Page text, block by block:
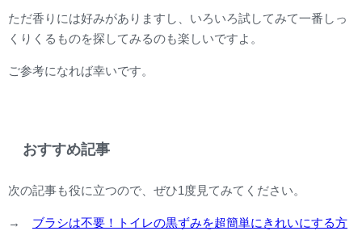
ただ香りには好みがありますし、いろいろ試してみて一番しっ
くりくるものを探してみるのも楽しいですよ。
ご参考になれば幸いです。
おすすめ記事
次の記事も役に立つので、ぜひ1度見てみてください。
→ ブラシは不要！トイレの黒ずみを超簡単にきれいにする方